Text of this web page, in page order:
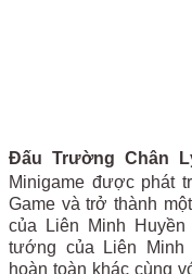
Đấu Trường Chân
Minigame được phát
Game và trở thành
của Liên Minh
tướng của Liên
hoàn toàn khác cùng